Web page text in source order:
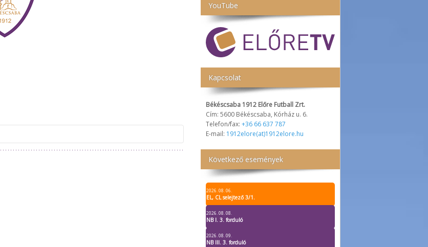
YouTube
Kapcsolat
Békéscsaba 1912 Előre Futball Zrt.
Cím: 5600 Békéscsaba, Kórház u. 6.
Telefon/fax: +36 66 637 787
E-mail: 1912elore(at)1912elore.hu
Következő események
2026. 08. 06.
EL, CL selejtező 3/1.
2026. 08. 08.
NB I. 3. forduló
2026. 08. 09.
NB III. 3. forduló
megtekintése és az elutazás előtt minden
kapcsolatos információkat, melyeket
miután hivatalos formában megkaptuk a
NEM tud felelősséget vállalni abban az esetben,
okból nem tud az adott mérkőzésre bejutni!
nem ad minden részletre kiterjedő tájékoztatást, így
csapatának felületeit is és tájékozódjanak a bejutás
de önhibánkon kívül a helyszíni rendezési